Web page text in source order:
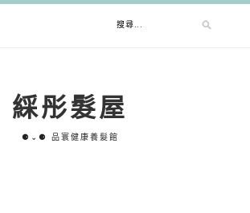
關
綵彤髮屋
⚈⌄⚈ 品寰健康養髮館